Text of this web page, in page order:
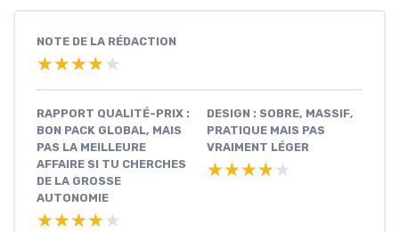
NOTE DE LA RÉDACTION
★★★★★
★★★★★
RAPPORT QUALITÉ-PRIX :
BON PACK GLOBAL, MAIS
PAS LA MEILLEURE
AFFAIRE SI TU CHERCHES
DE LA GROSSE
AUTONOMIE
★★★★★
★★★★★
DESIGN : SOBRE, MASSIF,
PRATIQUE MAIS PAS
VRAIMENT LÉGER
★★★★★
★★★★★